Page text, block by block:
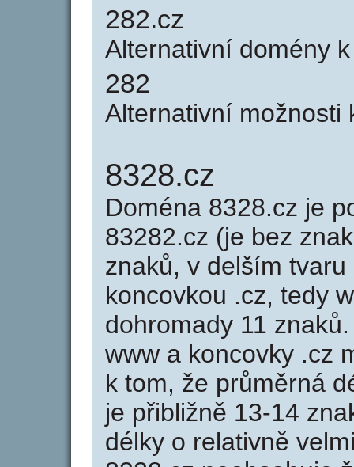
282.cz
Alternativní domény
282
Alternativní
8328.cz
Doména 8328.cz je
83282.cz (je bez
znaků, v delším
koncovkou .cz, tedy
dohromady 11
www a koncovky .cz
k tom, že průměrná
je přibližně 13-14
délky o relativně